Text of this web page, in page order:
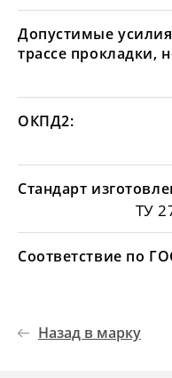
Допустимые
трассе прокладки,
ОКПД2:
Стандарт
ТУ
Соответствие по
Назад в марку